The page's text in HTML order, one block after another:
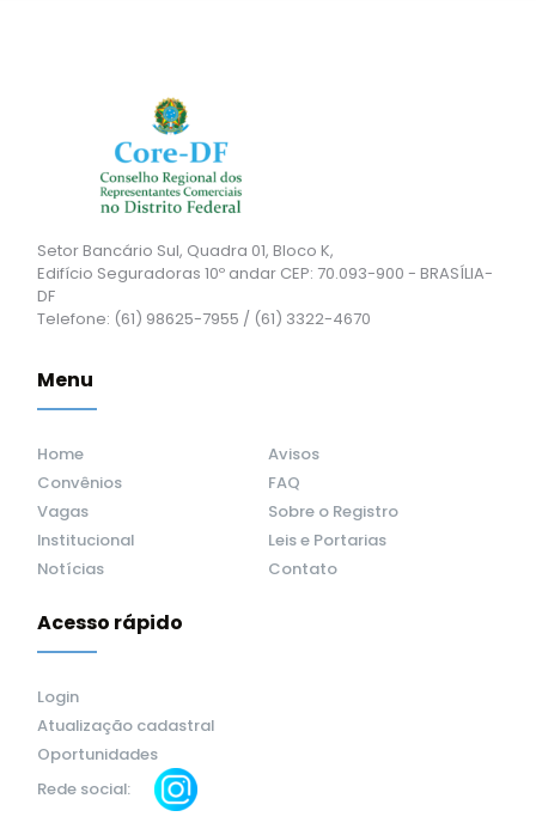
Setor Bancário Sul, Quadra 01, Bloco K,
Edifício Seguradoras 10º andar CEP: 70.093-900 - BRASÍLIA-
DF
Telefone: (61) 98625-7955 / (61) 3322-4670
Menu
Home
Avisos
Convênios
FAQ
Vagas
Sobre o Registro
Institucional
Leis e Portarias
Notícias
Contato
Acesso rápido
Login
Atualização cadastral
Oportunidades
Rede social: